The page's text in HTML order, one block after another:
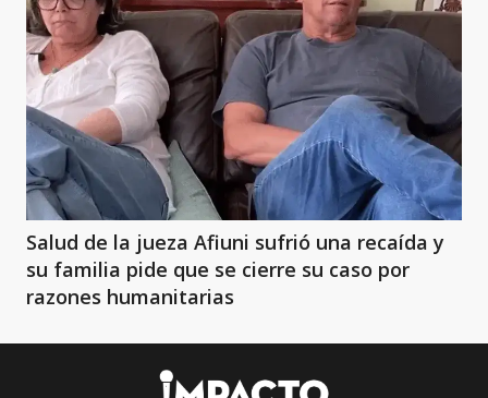
Salud de la jueza Afiuni sufrió una recaída y
su familia pide que se cierre su caso por
razones humanitarias